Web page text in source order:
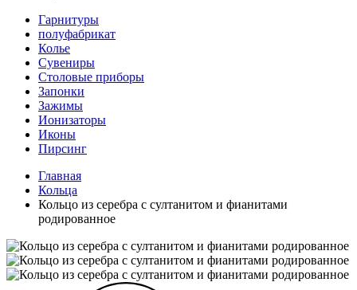
Гарнитуры
полуфабрикат
Колье
Сувениры
Столовые приборы
Запонки
Зажимы
Ионизаторы
Иконы
Пирсинг
Главная
Кольца
Кольцо из серебра с султанитом и фианитами
родированное